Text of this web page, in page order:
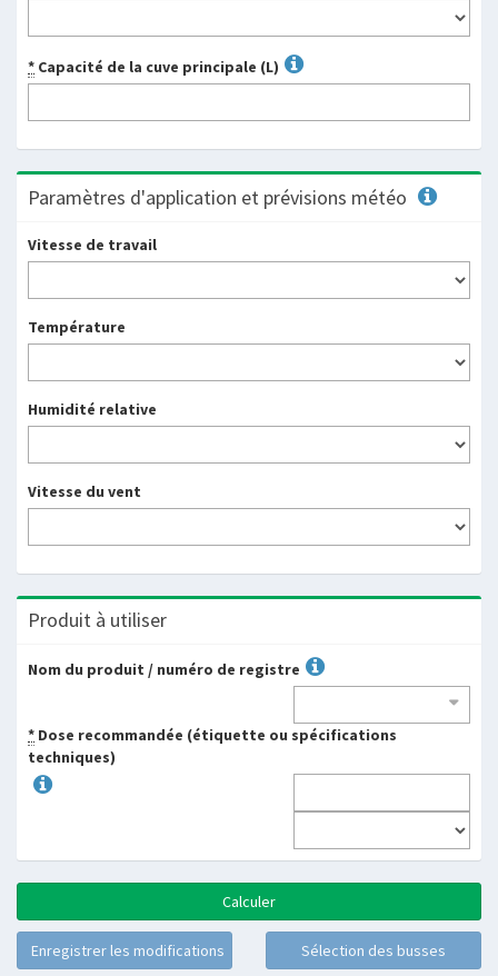
* Capacité de la cuve principale (L)
Paramètres d'application et prévisions météo
Vitesse de travail
Température
Humidité relative
Vitesse du vent
Produit à utiliser
Nom du produit / numéro de registre
du
produit
de
* Dose recommandée (étiquette ou spécifications
techniques)
Calculer
Sélection des busses